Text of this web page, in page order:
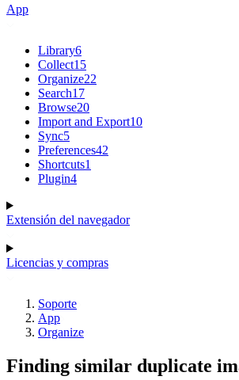
App
Library6
Collect15
Organize22
Search17
Browse20
Import and Export10
Sync5
Preferences42
Shortcuts1
Plugin4
Extensión del navegador
Licencias y compras
Soporte
App
Organize
Finding similar duplicate